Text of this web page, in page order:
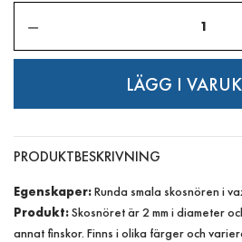
PRODUKTBESKRIVNING
Egenskaper:Runda smala skosnören i
Produkt:Skosnöret är 2 mm i diameter
annat finskor. Finns i olika färger och